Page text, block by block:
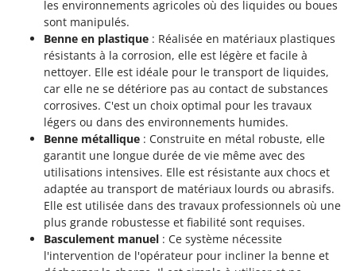
les environnements agricoles où des liquides ou boues
sont manipulés.
Benne en plastique : Réalisée en matériaux plastiques
résistants à la corrosion, elle est légère et facile à
nettoyer. Elle est idéale pour le transport de liquides,
car elle ne se détériore pas au contact de substances
corrosives. C'est un choix optimal pour les travaux
légers ou dans des environnements humides.
Benne métallique : Construite en métal robuste, elle
garantit une longue durée de vie même avec des
utilisations intensives. Elle est résistante aux chocs et
adaptée au transport de matériaux lourds ou abrasifs.
Elle est utilisée dans des travaux professionnels où une
plus grande robustesse et fiabilité sont requises.
Basculement manuel : Ce système nécessite
l'intervention de l'opérateur pour incliner la benne et